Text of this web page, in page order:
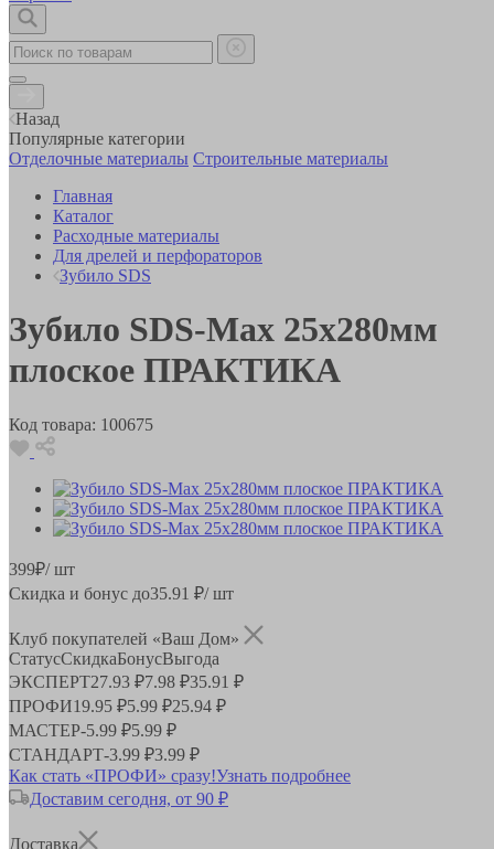
Назад
Популярные категории
Отделочные материалы Строительные материалы
Главная
Каталог
Расходные материалы
Для дрелей и перфораторов
Зубило SDS
Зубило SDS-Max 25х280мм
плоское ПРАКТИКА
Код товара: 100675
399₽/ шт
Скидка и бонус до35.91 ₽/ шт
Клуб покупателей «Ваш Дом»
СтатусСкидкаБонусВыгода
ЭКСПЕРТ27.93 ₽7.98 ₽35.91 ₽
ПРОФИ19.95 ₽5.99 ₽25.94 ₽
МАСТЕР-5.99 ₽5.99 ₽
СТАНДАРТ-3.99 ₽3.99 ₽
Как стать «ПРОФИ» сразу!Узнать подробнее
Доставим сегодня, от 90 ₽
Доставка